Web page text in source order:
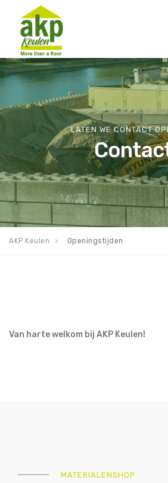
LATEN WE CONTACT
AKP Keulen Openingstijden
Van harte welkom bij AKP Keulen!
MATERIALENSHOP